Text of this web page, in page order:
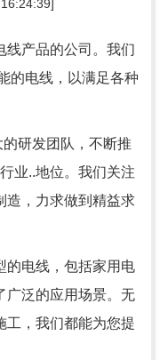
线产品的公司。我们
的电线，以满足各种
研发团队，不断推
业..地位。我们关注
造，力求做到精益求
的电线，包括家用电
广泛的应用场景。无
工，我们都能为您提